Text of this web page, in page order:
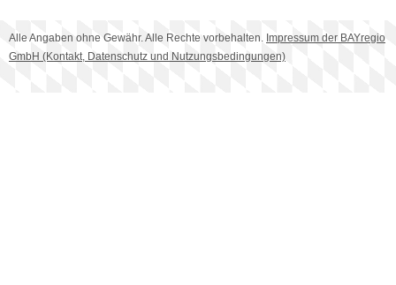
Alle Angaben ohne Gewähr. Alle Rechte vorbehalten. Impressum der BAYregio
GmbH (Kontakt, Datenschutz und Nutzungsbedingungen)